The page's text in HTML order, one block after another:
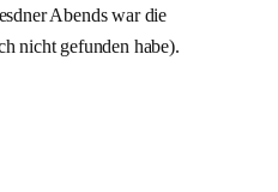
Abends war die
nicht gefunden habe).